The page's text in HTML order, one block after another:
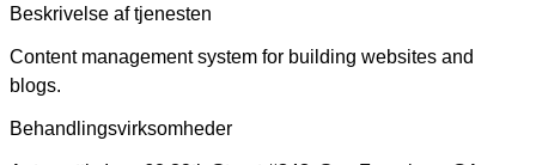
Beskrivelse af tjenesten
Content management system for building websites and
blogs.
Behandlingsvirksomheder